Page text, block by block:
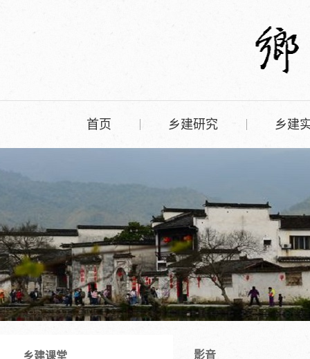
首页 乡建研究 乡建
乡建课堂 影音